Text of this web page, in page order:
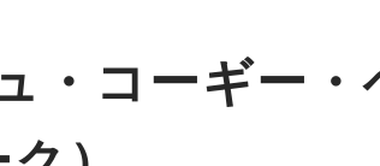
・コーギー・